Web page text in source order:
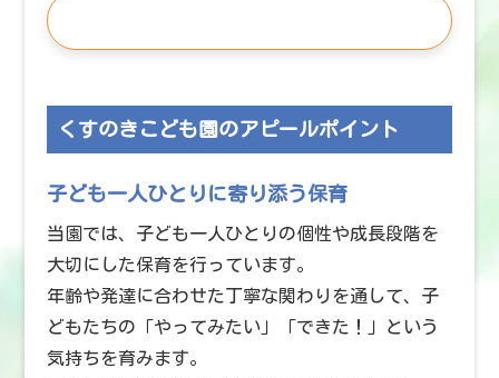
くすのきこども園のアピールポイント
子ども一人ひとりに寄り添う保育
当園では、子ども一人ひとりの個性や成長段階を
大切にした保育を行っています。
年齢や発達に合わせた丁寧な関わりを通して、子
どもたちの「やってみたい」「できた！」という
気持ちを育みます。